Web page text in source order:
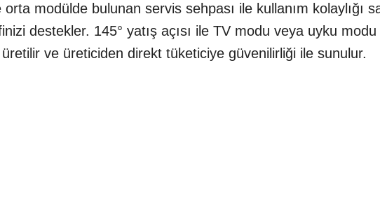
orta modülde bulunan servis sehpası ile kullanım kolaylığı
destekler. 145° yatış açısı ile TV modu veya uyku
ve üreticiden direkt tüketiciye güvenilirliği ile sunulur.